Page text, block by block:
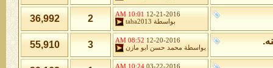
12-21-2016
10:01 AM
بواسطة taha2013
2
36,992
12-20-2016
08:52 AM
بواسطة محمد حسن ابو مازن 3
55,910
03-22-2016
10:24 AM